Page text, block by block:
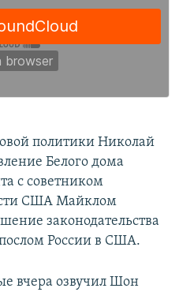
политики Николай
Белого дома
с советником
США Майклом
законодательства
России в США.
вчера озвучил Шон